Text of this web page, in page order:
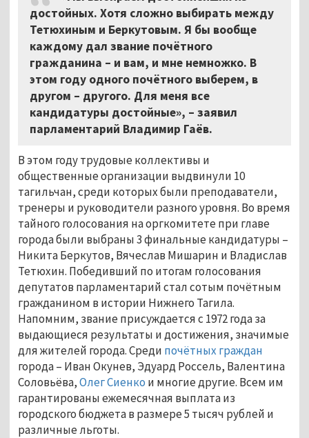
достойных. Хотя сложно выбирать между
Тетюхиным и Беркутовым. Я бы вообще
каждому дал звание почётного
гражданина – и вам, и мне немножко. В
этом году одного почётного выберем, в
другом – другого. Для меня все
кандидатуры достойные», – заявил
парламентарий Владимир Гаёв.
В этом году трудовые коллективы и
общественные организации выдвинули 10
тагильчан, среди которых были преподаватели,
тренеры и руководители разного уровня. Во время
тайного голосования на оргкомитете при главе
города были выбраны 3 финальные кандидатуры –
Никита Беркутов, Вячеслав Мишарин и Владислав
Тетюхин. Победивший по итогам голосования
депутатов парламентарий стал сотым почётным
гражданином в истории Нижнего Тагила.
Напомним, звание присуждается с 1972 года за
выдающиеся результаты и достижения, значимые
для жителей города. Среди почётных граждан
города – Иван Окунев, Эдуард Россель, Валентина
Соловьёва,Олег Сиенко и многие другие. Всем им
гарантированы ежемесячная выплата из
городского бюджета в размере 5 тысяч рублей и
различные льготы.